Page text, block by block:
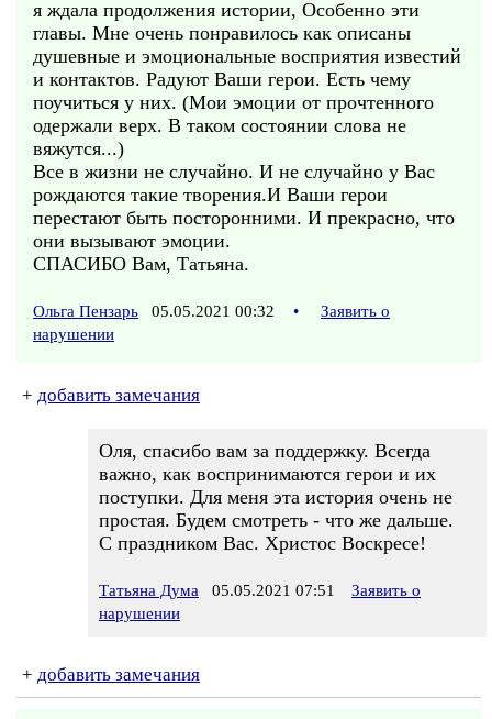
я ждала продолжения истории, Особенно эти
главы. Мне очень понравилось как описаны
душевные и эмоциональные восприятия известий
и контактов. Радуют Ваши герои. Есть чему
поучиться у них. (Мои эмоции от прочтенного
одержали верх. В таком состоянии слова не
вяжутся...)
Все в жизни не случайно. И не случайно у Вас
рождаются такие творения.И Ваши герои
перестают быть посторонними. И прекрасно, что
они вызывают эмоции.
СПАСИБО Вам, Татьяна.
Ольга Пензарь 05.05.2021 00:32 •
Заявить о
нарушении
+ добавить замечания
Оля, спасибо вам за поддержку. Всегда
важно, как воспринимаются герои и их
поступки. Для меня эта история очень не
простая. Будем смотреть - что же дальше.
С праздником Вас. Христос Воскресе!
Татьяна Дума 05.05.2021 07:51
Заявить о
нарушении
+ добавить замечания